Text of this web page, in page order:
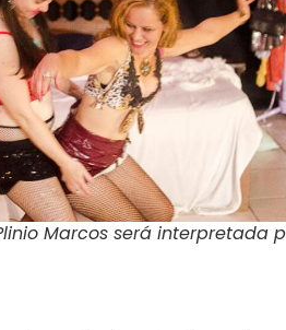
Marcos será interpretada